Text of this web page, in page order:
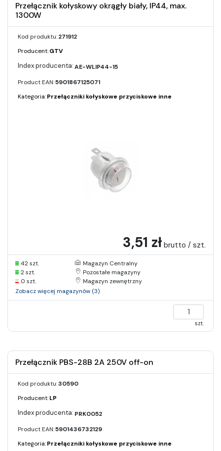
Przełącznik kołyskowy okrągły biały, IP44, max.
1300W
Kod produktu:271912
Producent:GTV
AE-WLIP44-15
Product EAN:5901867125071
Kategoria:Przełączniki kołyskowe przyciskowe inne
3,51 zł brutto / szt.
42 szt.
Magazyn Centralny
2 szt.
Pozostałe magazyny
0 szt.
Magazyn zewnętrzny
Zobacz więcej magazynów (3)
szt.
Przełącznik PBS-28B 2A 250V off-on
Kod produktu:30590
Producent:LP
PRK0052
Product EAN:5901436732129
Kategoria:Przełączniki kołyskowe przyciskowe inne